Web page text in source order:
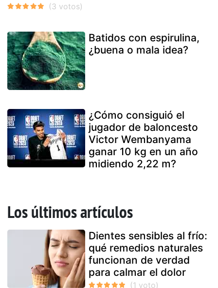
Batidos con espirulina,
¿buena o mala idea?
¿Cómo consiguió el
jugador de baloncesto
Victor Wembanyama
ganar 10 kg en un año
midiendo 2,22 m?
Los últimos artículos
Dientes sensibles al frío:
qué remedios naturales
funcionan de verdad
para calmar el dolor